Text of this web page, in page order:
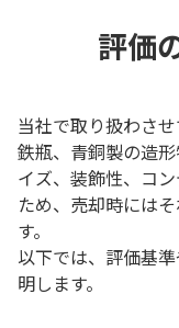
評価
当社で取り扱わさ
鉄瓶、青銅製の造
イズ、装飾性、コ
ため、売却時には
す。
以下では、評価基
明します。